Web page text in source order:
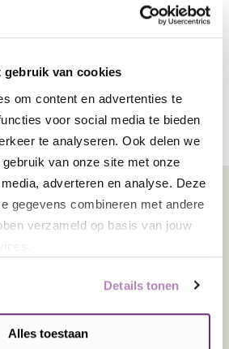
gebruik van cookies
om content en advertenties te
voor social media te bieden
te analyseren. Ook delen we
van onze site met onze
adverteren en analyse. Deze
gegevens combineren met andere
verzameld op basis van jouw
Details tonen
Alles toestaan
waardoor de natuur minder last
de
voor een gezonde